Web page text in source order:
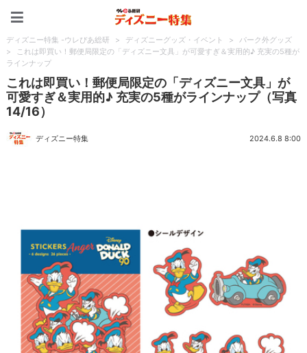
ディズニー特集 -ウレぴあ総研 > ディズニーグッズ・イベント >
パーク外グッズ
>
これは即買い！郵便局限定の「ディズニー文具」が可愛すぎ＆実用的♪ 充実の5種が
ラインナップ
これは即買い！郵便局限定の「ディズニー文具」が
可愛すぎ＆実用的♪ 充実の5種がラインナップ（写真
14/16）
ディズニー特集 2024.6.8 8:00